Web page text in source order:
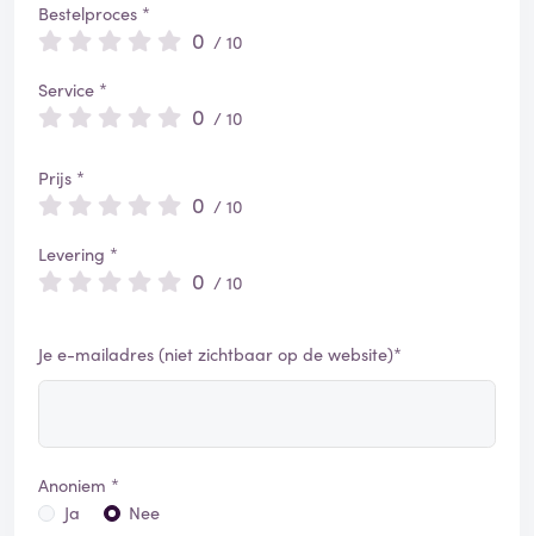
Bestelproces *
0 / 10
Service *
0 / 10
Prijs *
0 / 10
Levering *
0 / 10
Je e-mailadres (niet zichtbaar op de website)*
Anoniem *
Ja
Nee